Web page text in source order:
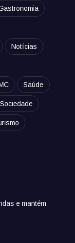
Notícias
Saúde
Sociedade
e mantém